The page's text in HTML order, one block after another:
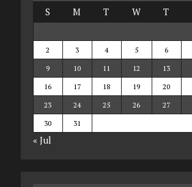
S
M T W T
2
3 4 5 6
9
10 11 12 13
16
17 18 19 20
23
24 25 26 27
30
31
« Jul